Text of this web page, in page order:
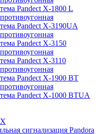
Pandect X-1800 L
Pandect X-3190UA
Pandect X-3150
Pandect X-3110
Pandect X-1900 BT
Pandect X-1000 BTUA
сигнализация Pandora